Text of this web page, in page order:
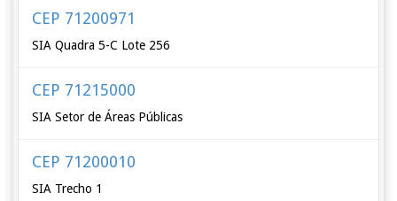
CEP 71200971
SIA Quadra 5-C Lote 256
CEP 71215000
SIA Setor de Áreas Públicas
CEP 71200010
SIA Trecho 1